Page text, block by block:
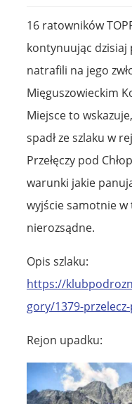
16 ratowników
kontynuując dzisiaj
natrafili na jego
Mięguszowieckim
Miejsce to
spadł ze szlaku w
Przełęczy pod
warunki jakie
wyjście samotnie
nierozsądne.
Opis szlaku:
https://
gory/1379-
Rejon upadku: